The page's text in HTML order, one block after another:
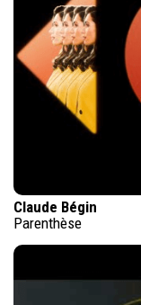
Claude Bégin
Parenthèse